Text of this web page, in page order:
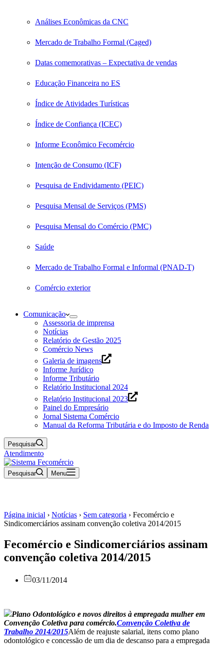
Análises Econômicas da CNC
Mercado de Trabalho Formal (Caged)
Datas comemorativas – Expectativa de vendas
Educação Financeira no ES
Índice de Atividades Turísticas
Índice de Confiança (ICEC)
Informe Econômico Fecomércio
Intenção de Consumo (ICF)
Pesquisa de Endividamento (PEIC)
Pesquisa Mensal de Serviços (PMS)
Pesquisa Mensal do Comércio (PMC)
Saúde
Mercado de Trabalho Formal e Informal (PNAD-T)
Comércio exterior
Comunicação
Assessoria de imprensa
Notícias
Relatório de Gestão 2025
Comércio News
Galeria de imagens
Informe Jurídico
Informe Tributário
Relatório Institucional 2024
Relatório Institucional 2023
Painel do Empresário
Jornal Sistema Comércio
Manual da Reforma Tributária e do Imposto de Renda
Pesquisar
Atendimento
Pesquisar Menu
Página inicial › Notícias › Sem categoria › Fecomércio e
Sindicomerciários assinam convenção coletiva 2014/2015
Fecomércio e Sindicomerciários assinam
convenção coletiva 2014/2015
03/11/2014
Plano Odontológico e novos direitos à empregada mulher em
Convenção Coletiva para comércio.Convenção Coletiva de
Trabalho 2014/2015Além de reajuste salarial, itens como plano
odontológico e concessão de um dia de descanso para a empregada